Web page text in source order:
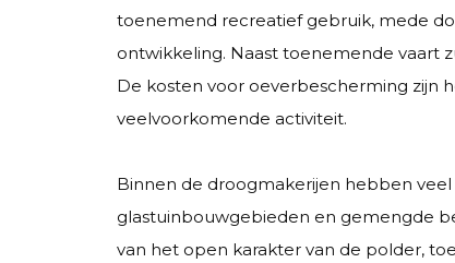
toenemend recreatief gebruik, mede
ontwikkeling. Naast toenemende vaart
De kosten voor oeverbescherming zijn
veelvoorkomende activiteit.
Binnen de droogmakerijen hebben
glastuinbouwgebieden en gemengde
van het open karakter van de polder,